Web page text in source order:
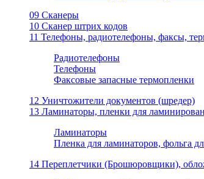
09 Сканеры
10 Сканер штрих кодов
11 Телефоны, радиотелефоны, факсы,
Радиотелефоны
Телефоны
Факсовые запасные термопленки
12 Уничтожители документов (шредер)
13 Ламинаторы, пленки для
Ламинаторы
Пленка для ламинаторов, фольга
14 Переплетчики (Брошюровщики),